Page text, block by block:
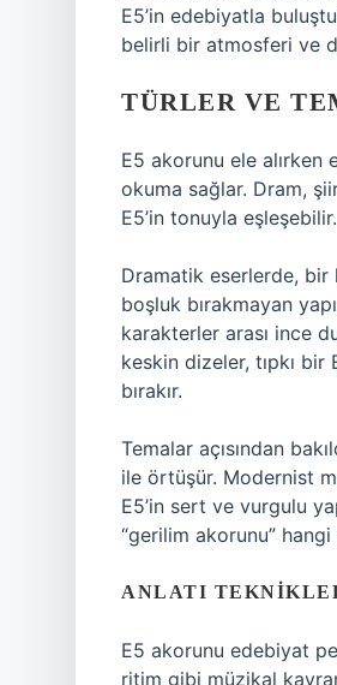
E5’in edebiyatla
belirli bir atmosferi ve
TÜRLER VE
E5 akorunu ele alırken
okuma sağlar. Dram,
E5’in tonuyla eşleşebilir.
Dramatik eserlerde, bir
boşluk bırakmayan
karakterler arası ince
keskin dizeler, tıpkı
bırakır.
Temalar açısından
ile örtüşür. Modernist
E5’in sert ve vurgulu
“gerilim akorunu”
ANLATI
E5 akorunu edebiyat
ritim gibi müzikal